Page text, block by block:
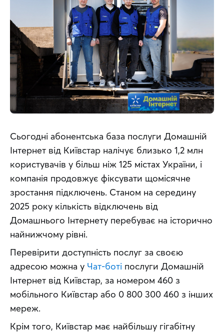
Сьогодні абонентська база послуги Домашній
Інтернет від Київстар налічує близько 1,2 млн
користувачів у більш ніж 125 містах України, і
компанія продовжує фіксувати щомісячне
зростання підключень. Станом на середину
2025 року кількість відключень від
Домашнього Інтернету перебуває на історично
найнижчому рівні.
Перевірити доступність послуг за своєю
адресою можна у Чат-боті послуги Домашній
Інтернет від Київстар, за номером 460 з
мобільного Київстар або 0 800 300 460 з інших
мереж.
Крім того, Київстар має найбільшу гігабітну